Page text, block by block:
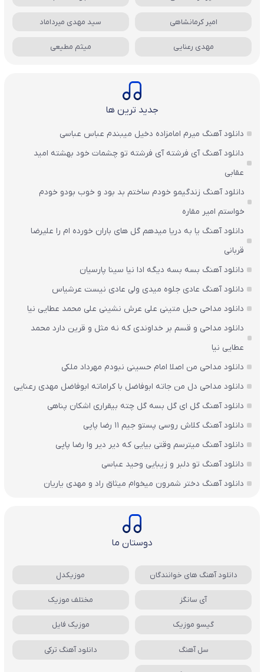
امیر کرمانشاهی سید مهدی میرداماد
مهدی رعنایی میثم مطیعی
جدید ترین ها
دانلود آهنگ میرم امامزاده دخیل میبندم عباس عباسی
دانلود آهنگ آی فرشته آی فرشته تو چشمات خود بهشته امید
عقابی
دانلود آهنگ زندگیمو خودم ساختم بد بود و خوب بودو خودم
خواستم امیر مقاره
دانلود آهنگ یا به دریا میدهم گل های باران‌ خورده ام را علیرضا
قربانی
دانلود آهنگ بسه بسه دیگه ادا نیا سینا پارسیان
دانلود آهنگ عادی جلوه میدی ولی عادی نیست عرشیاس
دانلود مداحی حبل متینی علی عرش نشینی علی محمد عطایی نیا
دانلود مداحی و قسم بر خداوندی که نه مثل و قرین دارد محمد
عطایی نیا
دانلود مداحی من اصلا امام حسینی نبودم مهرداد ملکی
دانلود مداحی دل من جاته ابوفاضل با کراماته ابوفاضل مهدی رعنایی
دانلود آهنگ گل ای گل بسه گل چته بیقراری اشکان پناهی
دانلود آهنگ کلاش روسی پستو جیم ۱۱ رضا پاپی
دانلود آهنگ میترسم وقتی بیایی که دیر دیر وا رضا پاپی
دانلود آهنگ تو دلبر و زیبایی وحید عباسی
دانلود آهنگ دختر شمرون میخوام میثاق راد و مهدی یاریان
دوستان ما
دانلود آهنگ های خوانندگان موزیکدل
آی سانگز مختلف موزیک
گیسو موزیک موزیک فایل
سل آهنگ دانلود آهنگ ترکی